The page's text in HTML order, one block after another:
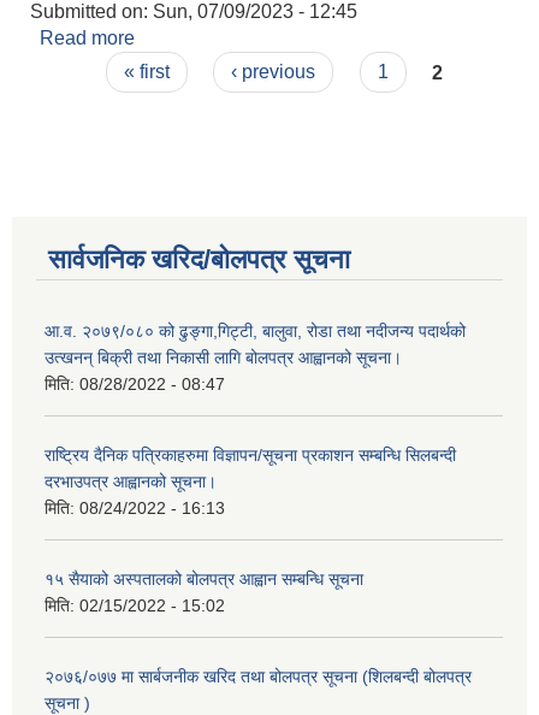
Submitted on: Sun, 07/09/2023 - 12:45
Read more
Pages« first ‹ previous 1 2
सार्वजनिक खरिद/बोलपत्र सूचना
आ.व. २०७९/०८० को ढुङ्गा,गिट्टी, बालुवा, रोडा तथा नदीजन्य पदार्थको
उत्खनन् बिक्री तथा निकासी लागि बोलपत्र आह्वानको सूचना।
मिति: 08/28/2022 - 08:47
राष्ट्रिय दैनिक पत्रिकाहरुमा विज्ञापन/सूचना प्रकाशन सम्बन्धि सिलबन्दी
दरभाउपत्र आह्वानको सूचना।
मिति: 08/24/2022 - 16:13
१५ सैयाको अस्पतालको बोलपत्र आह्वान सम्बन्धि सूचना
मिति: 02/15/2022 - 15:02
२०७६/०७७ मा सार्बजनीक खरिद तथा बोलपत्र सूचना (शिलबन्दी बोलपत्र
सूचना )